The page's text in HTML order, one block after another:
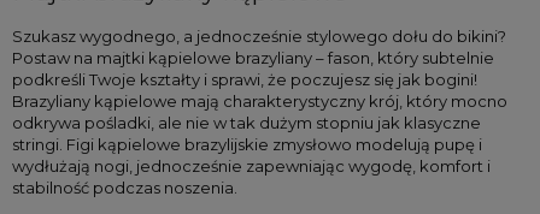
Promocja
Szukasz wygodnego, a jednocześnie stylowego dołu do bikini?
Postaw na majtki kąpielowe brazyliany – fason, który subtelnie
podkreśli Twoje kształty i sprawi, że poczujesz się jak bogini!
Brazyliany kąpielowe mają charakterystyczny krój, który mocno
odkrywa pośladki, ale nie w tak dużym stopniu jak klasyczne
stringi. Figi kąpielowe brazylijskie zmysłowo modelują pupę i
wydłużają nogi, jednocześnie zapewniając wygodę, komfort i
stabilność podczas noszenia.